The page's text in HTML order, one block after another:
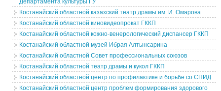
Департамента культуры ГУ
Костанайский областной казахский театр драмы им. И. Омарова
Костанайский областной киновидеопрокат ГККП
Костанайский областной кожно-венерологический диспансер ГККП
Костанайский областной музей Ибрая Алтынсарина
Костанайский областной Совет профессиональных союзов
Костанайский областной театр драмы и кукол ГККП
Костанайский областной центр по профилактике и борьбе со СПИД
Костанайский областной центр проблем формирования здорового